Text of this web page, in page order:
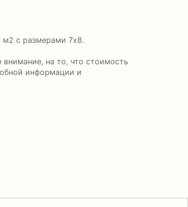
м2 с размерами 7x8.
на то, что стоимость
информации и